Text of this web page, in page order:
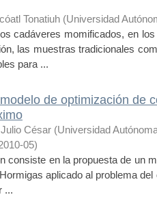
Tonatiuh (Universidad
cadáveres momificados, en
las muestras tradicionales
para ...
de optimización de
César (Universidad
05)
consiste en la propuesta de un
aplicado al problema
...